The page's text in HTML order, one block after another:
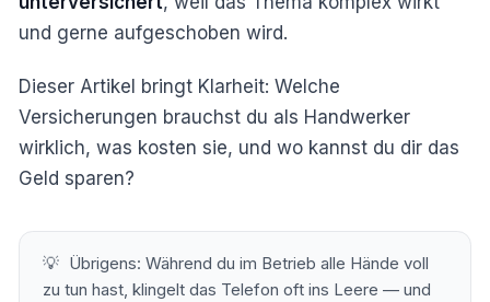
und gerne aufgeschoben wird.
Dieser Artikel bringt Klarheit: Welche
Versicherungen brauchst du als Handwerker
wirklich, was kosten sie, und wo kannst du dir das
Geld sparen?
💡 Übrigens: Während du im Betrieb alle Hände voll
zu tun hast, klingelt das Telefon oft ins Leere — und